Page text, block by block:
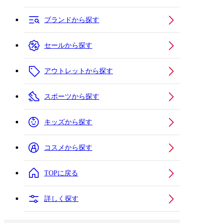
ブランドから探す
セールから探す
アウトレットから探す
スポーツから探す
キッズから探す
コスメから探す
TOPに戻る
詳しく探す